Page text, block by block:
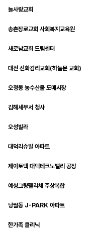
늘사랑교회
송촌장로교회 사회복지교육원
새로남교회 드림센터
대전 선화감리교회(하늘문 교회)
오정동 농수산물 도매시장
김해세무서 청사
오성빌라
대덕리슈빌 아파트
제이토텍 대덕테크노밸리 공장
예성그랑펠리체 주상복합
낭월동 J-PARK 아파트
한가족 클리닉